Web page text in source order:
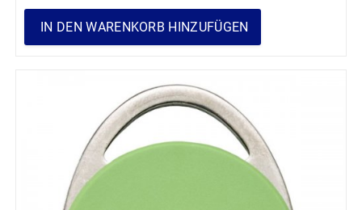
IN DEN WARENKORB HINZUFÜGEN